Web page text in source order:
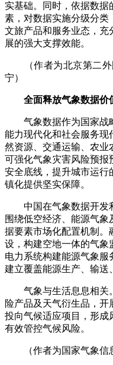
实基础。同时，依据数
素，对数据实施分级分类
文旅产品和服务业态，充
展的强大支撑效能。
（作者为北京第二外
宁）
全面释放气象数据价
气象数据作为国家战
能力现代化和社会服务现
然资源、交通运输、农业
可强化气象灾害风险预报
安全底线，提升城市运行
镇化提供坚实保障。
中国在气象数据开发
围绕低空经济、能源气
据要素市场化配置机制。
设，构建空地一体的气象
电力系统构建能源气象服
建立覆盖能源生产、输送
气象与生活息息相关
险产品及天气衍生品，
投向气候适应项目，形成
有效管控气候风险。
（作者为国家气象信息